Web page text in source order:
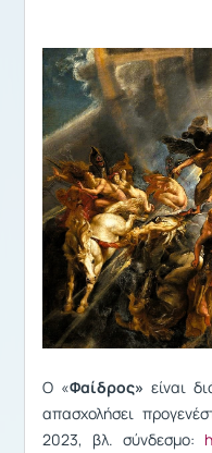
Ο «Φαίδρος» είναι
απασχολήσει
2023, βλ. σύνδεσμο: